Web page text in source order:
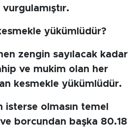
yükümlüdür?
zengin sayılacak kadar
ve mukim olan her
kesmekle yükümlüdür.
isterse olmasın temel
borcundan başka 80.18